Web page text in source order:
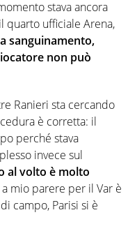
stava ancora
quarto ufficiale Arena,
sanguinamento,
non può
Ranieri sta cercando
è corretta: il
perché stava
invece sul
al volto è molto
a mio parere per il Var è
campo, Parisi si è